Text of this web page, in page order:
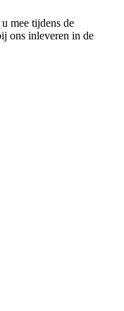
mee tijdens de
ons inleveren in de